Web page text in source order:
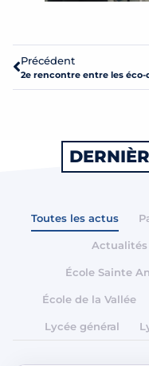
Précédent
Toutes les actus
Actualités
École Sainte
École de la Vallée
Lycée général